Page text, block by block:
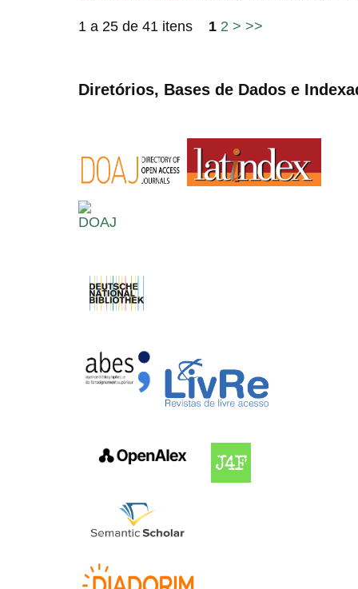
1 a 25 de 41 itens 1 2 > >>
Diretórios, Bases de Dados e